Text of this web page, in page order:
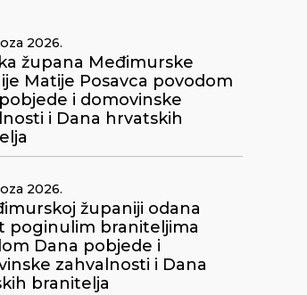
2026.
župana Međimurske
Matije Posavca povodom
i domovinske
i Dana hrvatskih
2026.
županiji odana
poginulim braniteljima
Dana pobjede i
zahvalnosti i Dana
branitelja